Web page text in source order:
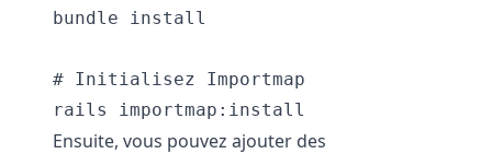
bundle install
# Initialisez Importmap
Ensuite, vous pouvez ajouter des